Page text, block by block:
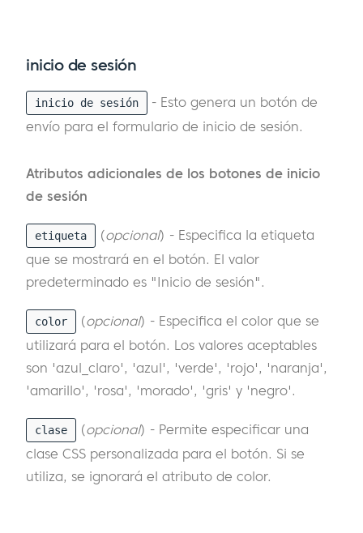
inicio de sesión
inicio de sesión
- Esto genera un botón de
envío para el formulario de inicio de sesión.
Atributos adicionales de los botones de inicio
de sesión
etiqueta (opcional) - Especifica la etiqueta
que se mostrará en el botón. El valor
predeterminado es "Inicio de sesión".
color (opcional) - Especifica el color que se
utilizará para el botón. Los valores aceptables
son 'azul_claro', 'azul', 'verde', 'rojo', 'naranja',
'amarillo', 'rosa', 'morado', 'gris' y 'negro'.
clase (opcional) - Permite especificar una
clase CSS personalizada para el botón. Si se
utiliza, se ignorará el atributo de color.